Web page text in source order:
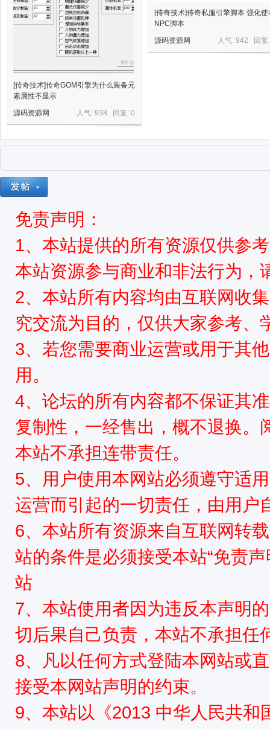
[传奇技术]传奇私服引擎脚本 强化使
NPC脚本
人气: 942 回
源码资源网
[传奇技术]传奇GOM引擎为什么装备元
素属性不显示
人气: 938 回复: 0
源码资源网
免责声明：
1、本站提供的所有资源仅供参
本站资源参与商业和非法行为，
2、本站所有内容均由互联网收
究交流为目的，仅供大家参考、
3、若您需要商业运营或用于其
用。
4、论坛的所有内容都不保证其
复制性，一经售出，概不退换。
本站不承担连带责任。
5、用户使用本网站必须遵守适
运营而引起的一切责任，由用户
6、本站所有资源来自互联网转
站的条件是必须接受本站“免责
站
7、本站使用者因为违反本声明
切后果自己负责，本站不承担任
8、凡以任何方式登陆本网站或
接受本网站声明的约束。
9、本站以《2013 中华人民共和